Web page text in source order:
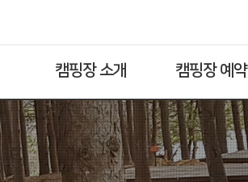
캠핑장 소개 캠핑장 예약